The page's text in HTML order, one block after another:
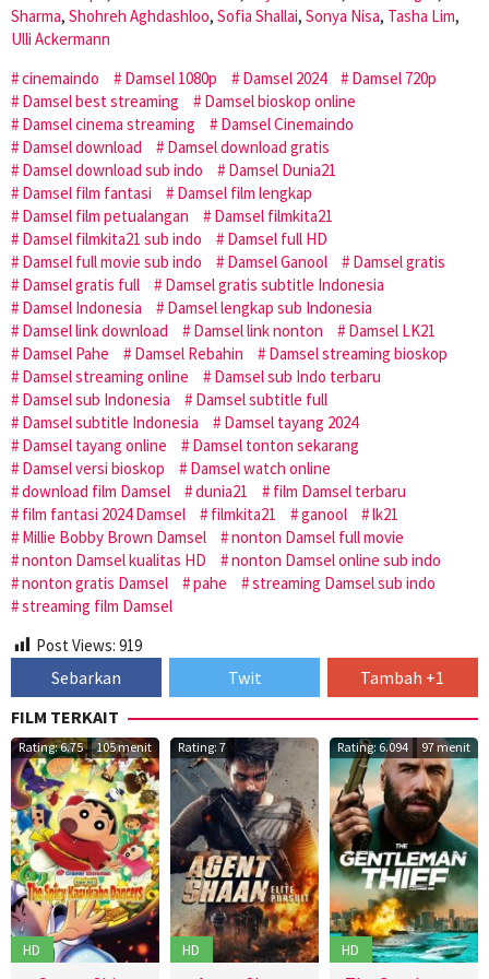
Sharma, Shohreh Aghdashloo, Sofia Shallai, Sonya Nisa, Tasha Lim,
Ulli Ackermann
cinemaindo
Damsel 1080p Damsel 2024
Damsel 720p
Damsel best streaming
Damsel bioskop online
Damsel cinema streaming
Damsel Cinemaindo
Damsel download
Damsel download gratis
Damsel download sub indo
Damsel Dunia21
Damsel film fantasi
Damsel film lengkap
Damsel film petualangan
Damsel filmkita21
Damsel filmkita21 sub indo
Damsel full HD
Damsel full movie sub indo
Damsel Ganool
Damsel gratis
Damsel gratis full
Damsel gratis subtitle Indonesia
Damsel Indonesia
Damsel lengkap sub Indonesia
Damsel link download
Damsel link nonton
Damsel LK21
Damsel Pahe
Damsel Rebahin
Damsel streaming bioskop
Damsel streaming online
Damsel sub Indo terbaru
Damsel sub Indonesia
Damsel subtitle full
Damsel subtitle Indonesia
Damsel tayang 2024
Damsel tayang online
Damsel tonton sekarang
Damsel versi bioskop
Damsel watch online
download film Damsel
dunia21
film Damsel terbaru
film fantasi 2024 Damsel
filmkita21 ganool
lk21
Millie Bobby Brown Damsel
nonton Damsel full movie
nonton Damsel kualitas HD
nonton Damsel online sub indo
nonton gratis Damsel
pahe
streaming Damsel sub indo
streaming film Damsel
Post Views: 919
Sebarkan Twit
Tambah +1
FILM TERKAIT
Rating: 6.75 105 menit
HD
Rating: 7
HD
Rating: 6.094 97 menit
HD